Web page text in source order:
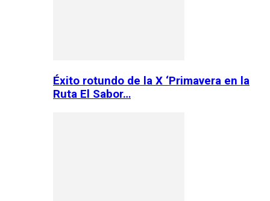
Éxito rotundo de la X ‘Primavera en la
Ruta El Sabor…